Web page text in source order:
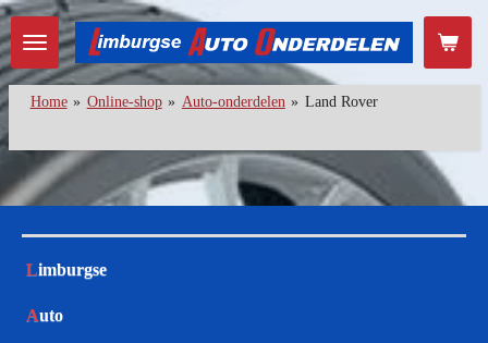
Ga
direct
naar
de
hoofdinhoud
Home » Online-shop » Auto-onderdelen » Land Rover
Limburgse
Auto